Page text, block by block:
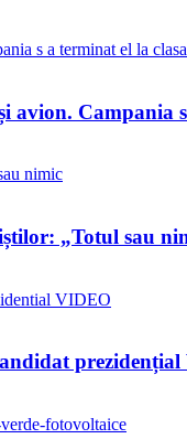
Campania
„Totul sau